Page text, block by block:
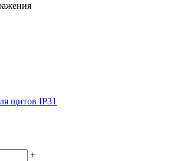
щитов IP31
+